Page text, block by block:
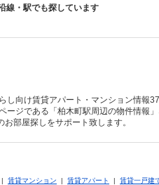
線・駅でも探しています
し向け賃貸アパート・マンション情報
ージである「柏木町駅周辺の物件情報
部屋探しをサポート致します。
| 賃貸マンション | 賃貸アパート | 賃貸一戸建